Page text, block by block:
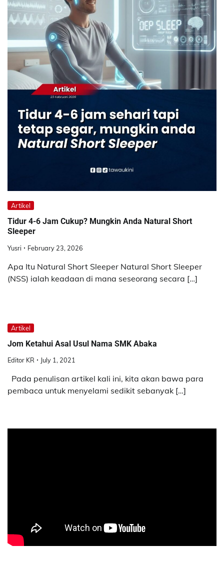
Artikel
Tidur 4-6 Jam Cukup? Mungkin Anda Natural Short
Sleeper
Yusri February 23, 2026
Apa Itu Natural Short Sleeper Natural Short Sleeper
(NSS) ialah keadaan di mana seseorang secara […]
Artikel
Jom Ketahui Asal Usul Nama SMK Abaka
Editor KR July 1, 2021
Pada penulisan artikel kali ini, kita akan bawa para
pembaca untuk menyelami sedikit sebanyak […]